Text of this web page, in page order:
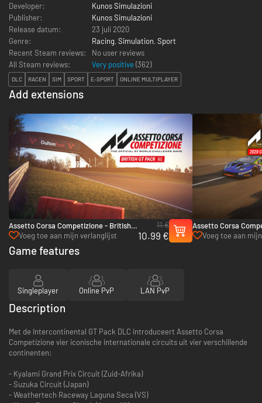
Developer:
Kunos Simulazioni
Publisher:
Kunos Simulazioni
Release datum:
23 juli 2020
Genre:
Racing, Simulation, Sport
Recent Steam reviews:
No user reviews
All Steam reviews:
Very positive (362)
DLC RACEN SIM SPORT E-SPORT ONLINE MULTIPLAYER
Add extensions
Assetto Corsa Competizione - British
GT Pack - Xbox One & Xbox Series X|S
Voeg toe aan mijn verlanglijst
11 €
10.99 €
Assetto Corsa
World Challenge
Xbox Series X|S
Voeg toe aan
Game features
Singleplayer Online PvP LAN PvP
Description
Met de Intercontinental GT Pack DLC introduceert Assetto Corsa
Competizione vier iconische internationale circuits uit vier verschillende
continenten:
- Kyalami Grand Prix Circuit (Zuid-Afrika)
- Suzuka Circuit (Japan)
- Weathertech️ Raceway Laguna Seca (VS)